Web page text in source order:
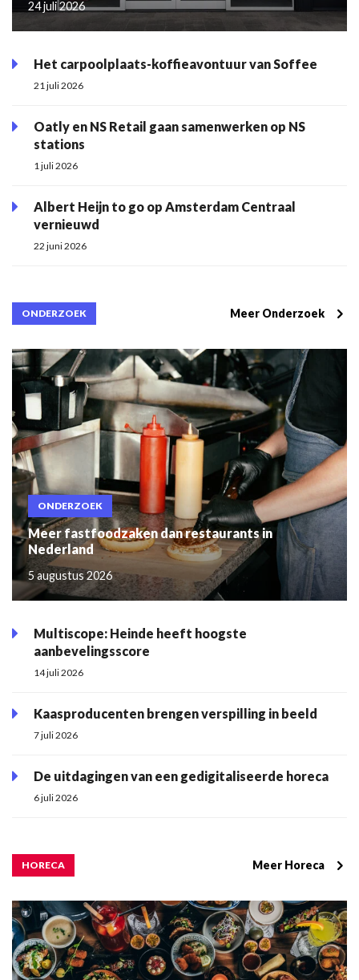
24 juli 2026
Het carpoolplaats-koffieavontuur van Soffee
21 juli 2026
Oatly en NS Retail gaan samenwerken op NS
stations
1 juli 2026
Albert Heijn to go op Amsterdam Centraal
vernieuwd
22 juni 2026
ONDERZOEK Meer Onderzoek
ONDERZOEK
Meer fastfoodzaken dan restaurants in
Nederland
5 augustus 2026
Multiscope: Heinde heeft hoogste
aanbevelingsscore
14 juli 2026
Kaasproducenten brengen verspilling in beeld
7 juli 2026
De uitdagingen van een gedigitaliseerde horeca
6 juli 2026
HORECA Meer Horeca